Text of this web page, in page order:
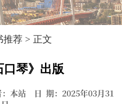
推荐 > 正文
口琴》出版
本站 日 期：2025年03月31